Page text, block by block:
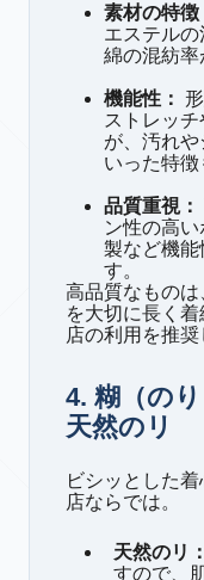
素材の特徴
エステル
綿の混紡率
機能性 ：
ストレッ
が、汚れ
いった特徴
品質重視：
ン性の高
製など機能
す。
高品質なもの
を大切に長く
店の利用を推奨
4. 糊（の
天然のリ
ビシッとした
店ならでは。
天然のリ：
すので、